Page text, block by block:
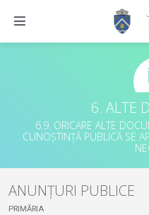
6. ALTE
6.9. ORICARE ALTE
CUNOȘTINȚĂ PUBLICĂ SE
ANUNȚURI PUBLICE
PRIMĂRIA